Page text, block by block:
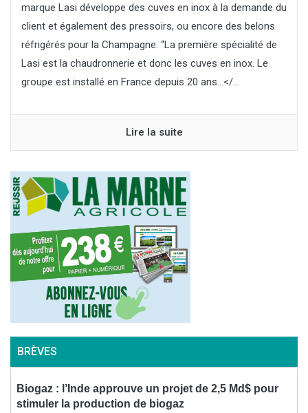
marque Lasi développe des cuves en inox à la demande du
client et également des pressoirs, ou encore des belons
réfrigérés pour la Champagne. “La première spécialité de
Lasi est la chaudronnerie et donc les cuves en inox. Le
groupe est installé en France depuis 20 ans…</...
Lire la suite
BRÈVES
Biogaz : l’Inde approuve un projet de 2,5 Md$ pour
stimuler la production de biogaz